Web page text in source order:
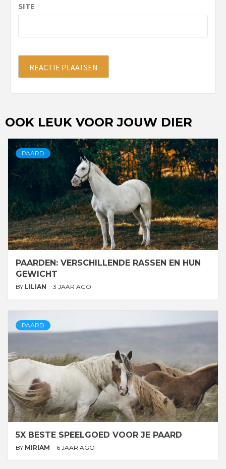
SITE
OOK LEUK VOOR JOUW DIER
PAARD
PAARDEN: VERSCHILLENDE RASSEN EN HUN
GEWICHT
BY LILIAN 3 JAAR AGO
PAARD
5X BESTE SPEELGOED VOOR JE PAARD
BY MIRIAM 6 JAAR AGO